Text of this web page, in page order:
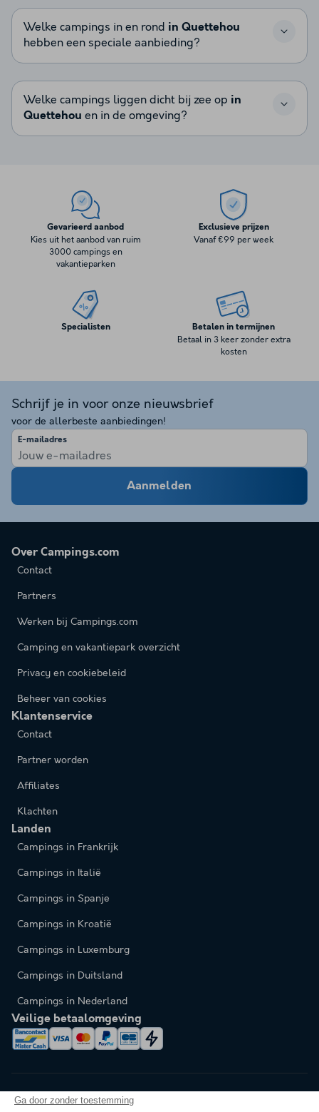
Ga door zonder toestemming
Welke campings in en rond in Quettehou
hebben een speciale aanbieding?
Welke campings liggen dicht bij zee op in
Quettehou en in de omgeving?
Gevarieerd aanbod
Kies uit het aanbod van ruim
3000 campings en
vakantieparken
Exclusieve prijzen
Vanaf €99 per week
Specialisten Betalen in termijnen
Betaal in 3 keer zonder extra
kosten
Schrijf je in voor onze nieuwsbrief
voor de allerbeste aanbiedingen!
E-mailadres
Aanmelden
Over Campings.com
Contact
Partners
Werken bij Campings.com
Camping en vakantiepark overzicht
Privacy en cookiebeleid
Beheer van cookies
Klantenservice
Contact
Partner worden
Affiliates
Klachten
Landen
Campings in Frankrijk
Campings in Italië
Campings in Spanje
Campings in Kroatië
Campings in Luxemburg
Campings in Duitsland
Campings in Nederland
Veilige betaalomgeving